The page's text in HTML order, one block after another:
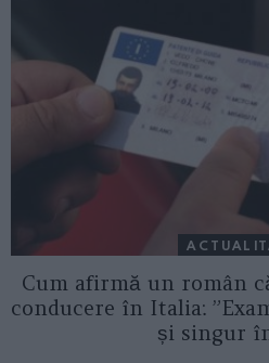
Cum afirmă un român
conducere în Italia:
și singur